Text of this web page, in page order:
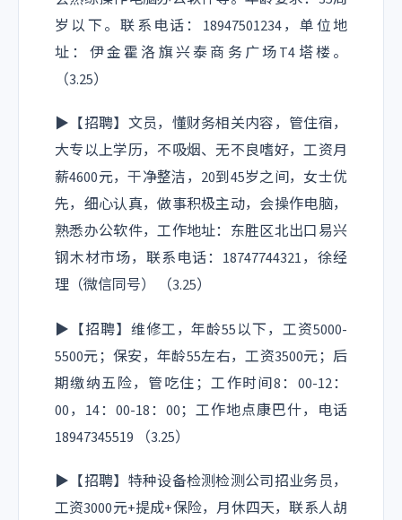
岁以下。联系电话：18947501234，单位地
址：伊金霍洛旗兴泰商务广场T4塔楼。
（3.25）
▶【招聘】文员，懂财务相关内容，管住宿，
大专以上学历，不吸烟、无不良嗜好，工资月
薪4600元，干净整洁，20到45岁之间，女士优
先，细心认真，做事积极主动，会操作电脑，
熟悉办公软件，工作地址：东胜区北出口易兴
钢木材市场，联系电话：18747744321，徐经
理（微信同号） （3.25）
▶【招聘】维修工，年龄55以下，工资5000-
5500元；保安，年龄55左右，工资3500元；后
期缴纳五险，管吃住；工作时间8：00-12：
00，14：00-18：00；工作地点康巴什，电话
18947345519 （3.25）
▶【招聘】特种设备检测检测公司招业务员，
工资3000元+提成+保险，月休四天，联系人胡